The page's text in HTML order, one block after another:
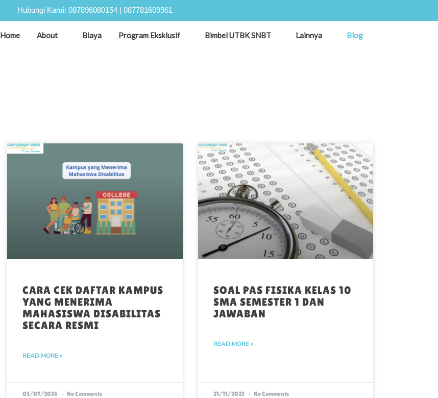
Hubungi Kami: 087896080154 | 087781609961
Home About Biaya Program Eksklusif Bimbel UTBK SNBT Lainnya Blog
CARA CEK DAFTAR KAMPUS
YANG MENERIMA
MAHASISWA DISABILITAS
SECARA RESMI
READ MORE »
05/07/2026 No Comments
SOAL PAS FISIKA KELAS 10
SMA SEMESTER 1 DAN
JAWABAN
READ MORE »
21/11/2025 No Comments